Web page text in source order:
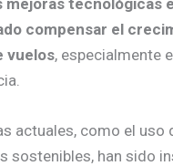
compensar el
vuelos, especialmente
actuales, como el uso
sostenibles, han sido